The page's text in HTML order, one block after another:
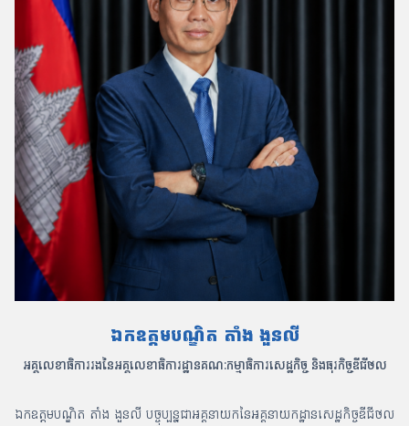
ឯកឧត្តមបណ្ឌិត តាំង ងួនលី
អគ្គលេខាធិការរងនៃអគ្គលេខាធិការដ្ឋានគណៈកម្មាធិការសេដ្ឋកិច្ច និងធុរកិច្ចឌីជីថល
ឯកឧត្តមបណ្ឌិត តាំង ងួនលី បច្ចុប្បន្នជាអគ្គនាយកនៃអគ្គនាយកដ្ឋានសេដ្ឋកិច្ចឌីជីថល